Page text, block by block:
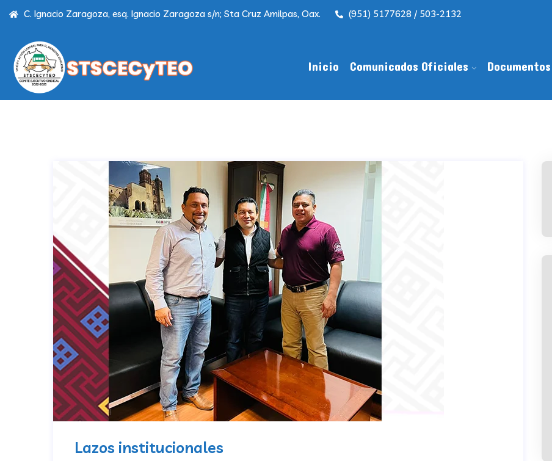
C. Ignacio Zaragoza, esq. Ignacio Zaragoza s/n; Sta Cruz Amilpas, Oax. (951) 5177628 / 503-2132
Inicio Comunicados Oficiales Documentos
Lazos institucionales